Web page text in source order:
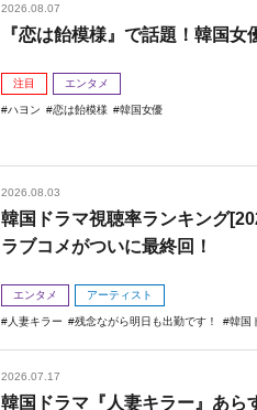
2026.08.07
『恋は飴模様』で話題！韓国女
注目 エンタメ
ハヨン 恋は飴模様 韓国女優
2026.08.03
韓国ドラマ視聴率ランキング
ラブコメがついに最終回！
エンタメ アーティスト
人妻キラー 残念ながら明日も出勤です！ 韓国
2026.07.17
韓国ドラマ『人妻キラー』あら